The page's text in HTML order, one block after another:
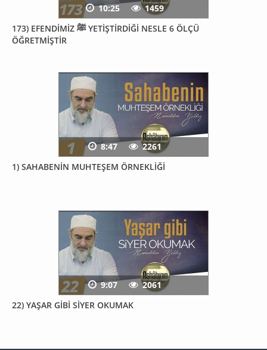
173) EFENDİMİZ ﷺ YETİŞTİRDİĞİ NESLE 6 ÖLÇÜ
ÖĞRETMİŞTİR
10:25 1459
1) SAHABENİN MUHTEŞEM ÖRNEKLİĞİ
8:47 2261
22) YAŞAR GİBİ SİYER OKUMAK
9:07 2061